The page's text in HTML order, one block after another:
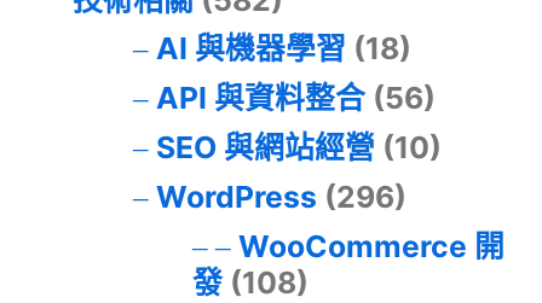
AI 與機器學習 (18)
API 與資料整合(56)
SEO 與網站經營 (10)
WordPress (296)
WooCommerce 開
發(108)